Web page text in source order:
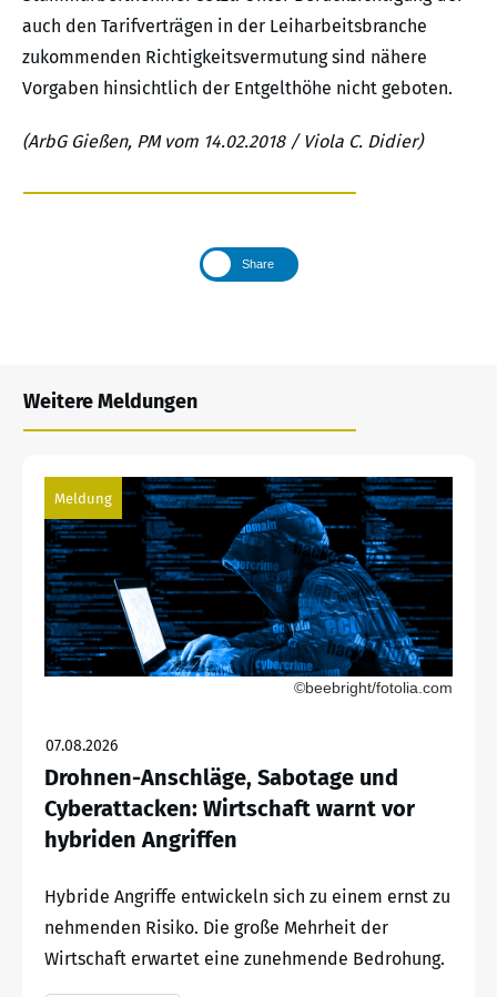
auch den Tarifverträgen in der Leiharbeitsbranche
zukommenden Richtigkeitsvermutung sind nähere
Vorgaben hinsichtlich der Entgelthöhe nicht geboten.
(ArbG Gießen, PM vom 14.02.2018 / Viola C. Didier)
Share
Weitere Meldungen
Meldung
©beebright/fotolia.com
07.08.2026
Drohnen-Anschläge, Sabotage und
Cyberattacken: Wirtschaft warnt vor
hybriden Angriffen
Hybride Angriffe entwickeln sich zu einem ernst zu
nehmenden Risiko. Die große Mehrheit der
Wirtschaft erwartet eine zunehmende Bedrohung.